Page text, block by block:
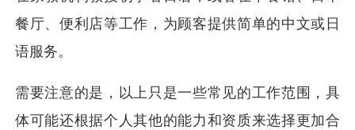
餐厅、便利店等工作，为顾客提供简单的中文或日
语服务。
需要注意的是，以上只是一些常见的工作范围，具
体可能还根据个人其他的能力和资质来选择更加合